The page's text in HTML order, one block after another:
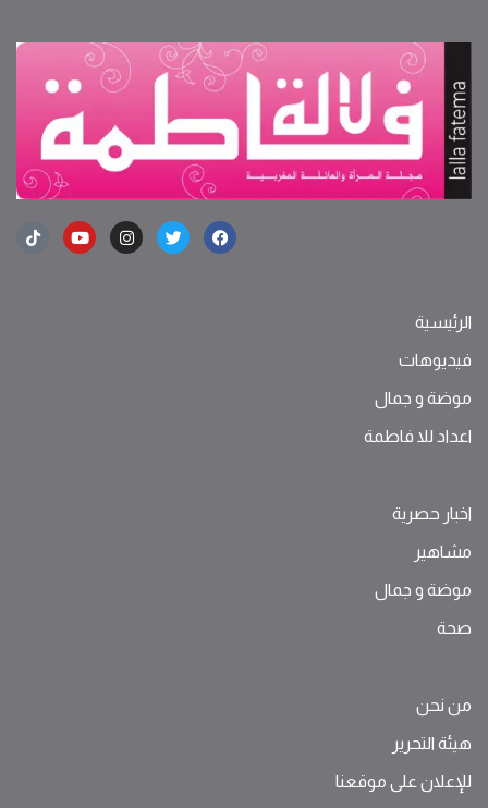
الرئيسية
فيديوهات
موضة ‫و‬ ‫‬‫جمال‬
اعداد للا فاطمة
اخبار حصرية
مشاهير
موضة ‫و‬ ‫‬‫جمال‬
صحة
من نحن
هيئة التحرير
للإعلان على موقعنا